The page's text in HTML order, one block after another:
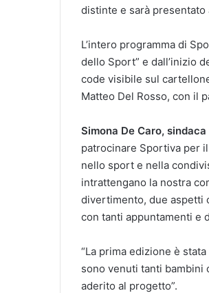
distinte e sarà
L’intero programma di
dello Sport” e dall’inizio
code visibile sul
Matteo Del Rosso, con il
Simona De Caro,
patrocinare Sportiva per
nello sport e nella
intrattengano la nostra
divertimento, due aspetti
con tanti appuntamenti e
“La prima edizione è
sono venuti tanti bambini
aderito al progetto”.